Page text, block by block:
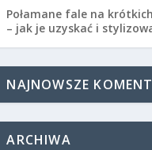
Połamane fale na
– jak je uzyskać i
NAJNOWSZE
ARCHIWA